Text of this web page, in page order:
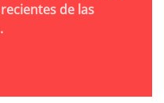
de las